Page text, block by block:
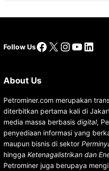
Follow UsFacebook
X Instagram
About Us
Petrominer.com merupakan
diterbitkan pertama kali di
media massa berbasis digital,
penyediaan informasi yang
maupun bisnis di sektor
hingga Ketenagalistrikan dan
Petrominer juga berupaya